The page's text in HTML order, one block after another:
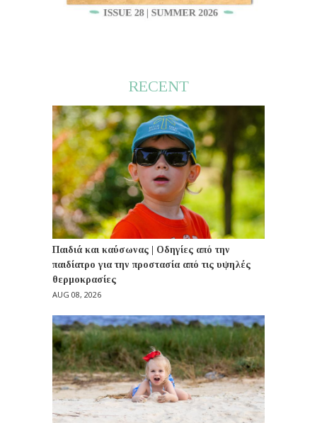
RECENT
Παιδιά και καύσωνας | Οδηγίες από την
παιδίατρο για την προστασία από τις υψηλές
θερμοκρασίες
AUG 08, 2026